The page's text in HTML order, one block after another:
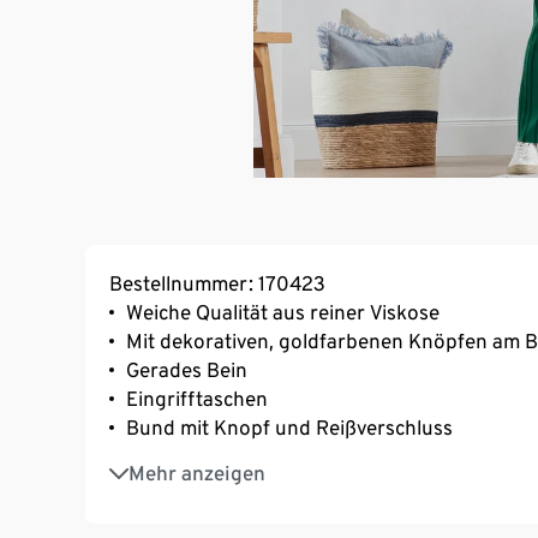
Bestellnummer: 170423
Weiche Qualität aus reiner Viskose
Mit dekorativen, goldfarbenen Knöpfen am
Gerades Bein
Eingrifftaschen
Bund mit Knopf und Reißverschluss
Mehr anzeigen
Angela ist 178 cm groß und trägt Größe 36